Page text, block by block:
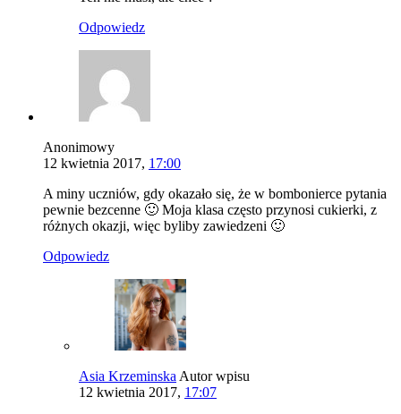
Odpowiedz
Anonimowy
12 kwietnia 2017, 17:00
A miny uczniów, gdy okazało się, że w bombonierce pytania
pewnie bezcenne 🙂 Moja klasa często przynosi cukierki, z
różnych okazji, więc byliby zawiedzeni 🙂
Odpowiedz
Asia Krzeminska Autor wpisu
12 kwietnia 2017, 17:07